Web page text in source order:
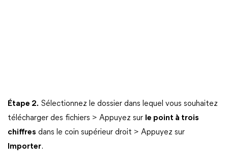
Étape 2. Sélectionnez le dossier dans lequel vous souhaitez
télécharger des fichiers > Appuyez sur le point à trois
chiffres dans le coin supérieur droit > Appuyez sur
Importer.